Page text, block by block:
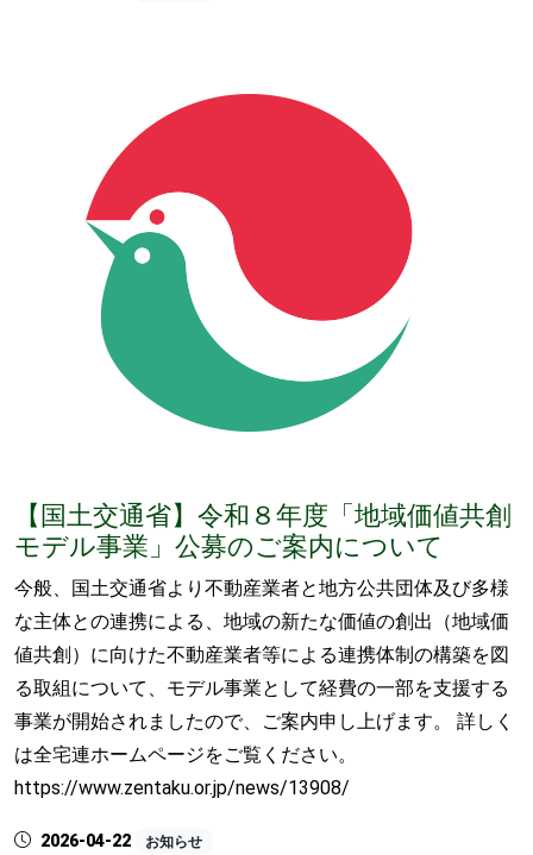
【国土交通省】令和８年度「地域価値共創
モデル事業」公募のご案内について
今般、国土交通省より不動産業者と地方公共団体及び多様
な主体との連携による、地域の新たな価値の創出（地域価
値共創）に向けた不動産業者等による連携体制の構築を図
る取組について、モデル事業として経費の一部を支援する
事業が開始されましたので、ご案内申し上げます。 詳しく
は全宅連ホームページをご覧ください。
https://www.zentaku.or.jp/news/13908/
2026-04-22 お知らせ